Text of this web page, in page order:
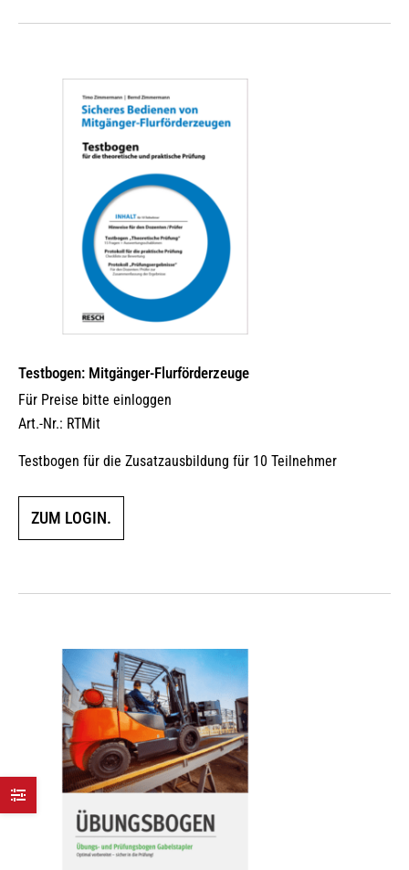
Testbogen: Mitgänger-Flurförderzeuge
Für Preise bitte einloggen
Art.-Nr.: RTMit
Testbogen für die Zusatzausbildung für 10 Teilnehmer
ZUM LOGIN.